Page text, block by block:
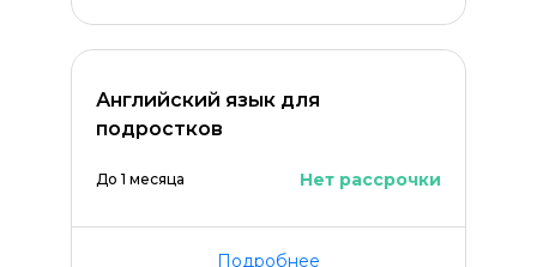
Английский язык для
подростков
До 1 месяца Нет рассрочки
Подробнее